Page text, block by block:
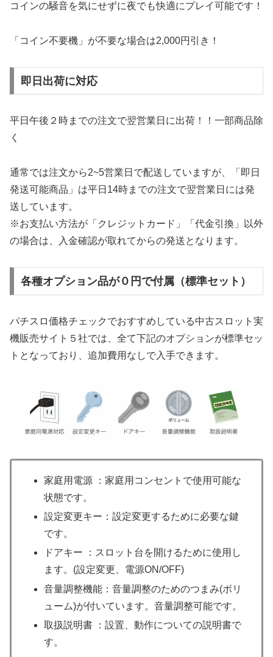
コインの騒音を気にせずに夜でも快適にプレイ可能です！
「コイン不要機」が不要な場合は2,000円引き！
即日出荷に対応
平日午後２時までの注文で翌営業日に出荷！！一部商品除
く
通常では注文から2~5営業日で配送していますが、「即日
発送可能商品」は平日14時までの注文で翌営業日には発
送しています。
※お支払い方法が「クレジットカード」「代金引換」以外
の場合は、入金確認が取れてからの発送となります。
各種オプション品が０円で付属（標準セット）
パチスロ価格チェックでおすすめしている中古スロット実
機販売サイト５社では、全て下記のオプションが標準セッ
トとなっており、追加費用なしで入手できます。
家庭用電源 ：家庭用コンセントで使用可能な
状態です。
設定変更キー：設定変更するために必要な鍵
です。
ドアキー ：スロット台を開けるために使用し
ます。(設定変更、電源ON/OFF)
音量調整機能：音量調整のためのつまみ(ボリ
ューム)が付いています。音量調整可能です。
取扱説明書 ：設置、動作についての説明書で
す。